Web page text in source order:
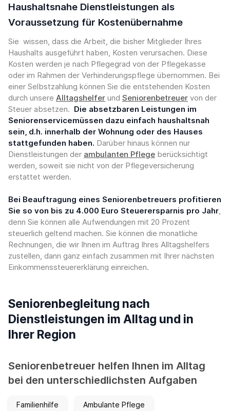
Haushaltsnahe Dienstleistungen als
Voraussetzung für Kostenübernahme
Sie wissen, dass die Arbeit, die bisher Mitglieder Ihres
Haushalts ausgeführt haben, Kosten verursachen. Diese
Kosten werden je nach Pflegegrad von der Pflegekasse
oder im Rahmen der Verhinderungspflege übernommen. Bei
einer Selbstzahlung können Sie die entstehenden Kosten
durch unsere Alltagshelfer und Seniorenbetreuer von der
Steuer absetzen. Die absetzbaren Leistungen im
Seniorenservicemüssen dazu einfach haushaltsnah
sein, d.h. innerhalb der Wohnung oder des Hauses
stattgefunden haben. Darüber hinaus können nur
Dienstleistungen der ambulanten Pflege berücksichtigt
werden, soweit sie nicht von der Pflegeversicherung
erstattet werden.
Bei Beauftragung eines Seniorenbetreuers profitieren
Sie so von bis zu 4.000 Euro Steuerersparnis pro Jahr
denn Sie können alle Aufwendungen mit 20 Prozent
steuerlich geltend machen. Sie können die monatliche
Rechnungen, die wir Ihnen im Auftrag Ihres Alltagshelfers
zustellen, dann ganz einfach zusammen mit Ihrer nächsten
Einkommenssteuererklärung einreichen.
Seniorenbegleitung nach
Dienstleistungen im Alltag und in
Ihrer Region
Seniorenbetreuer helfen Ihnen im Alltag
bei den unterschiedlichsten Aufgaben
Familienhilfe Ambulante Pflege